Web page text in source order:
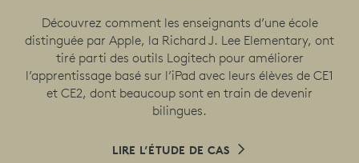
Découvrez comment les enseignants d’une école
distinguée par Apple, la Richard J. Lee Elementary, ont
tiré parti des outils Logitech pour améliorer
l’apprentissage basé sur l’iPad avec leurs élèves de CE1
et CE2, dont beaucoup sont en train de devenir
bilingues.
LIRE L’ÉTUDE DE CAS